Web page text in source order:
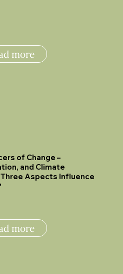
more
of Change –
and Climate
Three Aspects Influence
more